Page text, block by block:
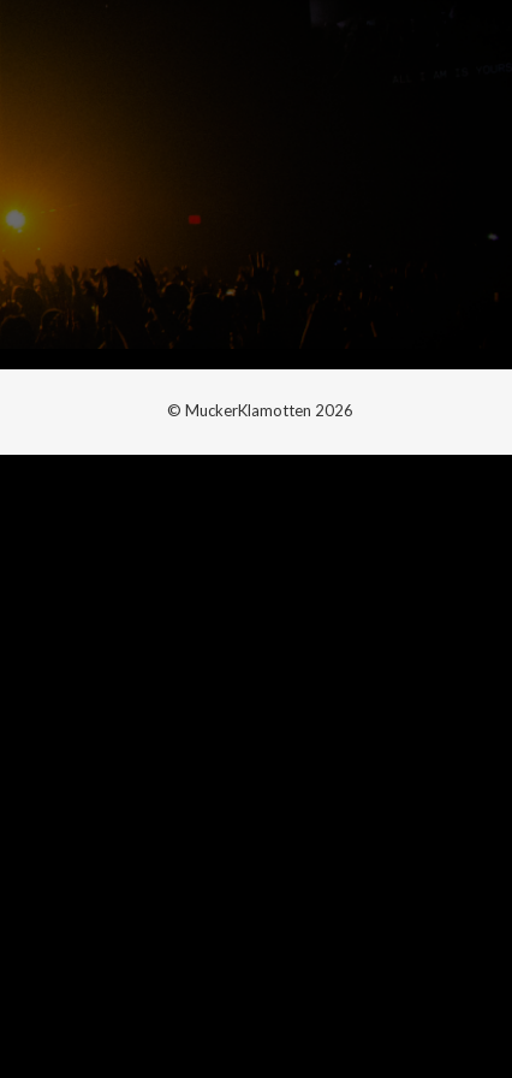
© MuckerKlamotten 2026